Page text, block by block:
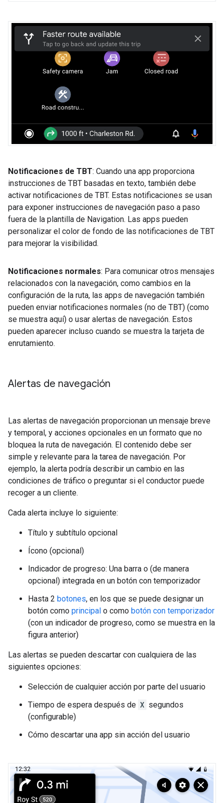
Notificaciones de TBT: Cuando una app proporciona
instrucciones de TBT basadas en texto, también debe
activar notificaciones de TBT. Estas notificaciones se usan
para exponer instrucciones de navegación paso a paso
fuera de la plantilla de Navigation. Las apps pueden
personalizar el color de fondo de las notificaciones de TBT
para mejorar la visibilidad.
Notificaciones normales: Para comunicar otros mensajes
relacionados con la navegación, como cambios en la
configuración de la ruta, las apps de navegación también
pueden enviar notificaciones normales (no de TBT) (como
se muestra aquí) o usar alertas de navegación. Estos
pueden aparecer incluso cuando se muestra la tarjeta de
enrutamiento.
Alertas de navegación
Las alertas de navegación proporcionan un mensaje breve
y temporal, y acciones opcionales en un formato que no
bloquea la ruta de navegación. El contenido debe ser
simple y relevante para la tarea de navegación. Por
ejemplo, la alerta podría describir un cambio en las
condiciones de tráfico o preguntar si el conductor puede
recoger a un cliente.
Cada alerta incluye lo siguiente:
Título y subtítulo opcional
Ícono (opcional)
Indicador de progreso: Una barra o (de manera
opcional) integrada en un botón con temporizador
Hasta 2 botones, en los que se puede designar un
botón como principal o como botón con temporizador
(con un indicador de progreso, como se muestra en la
figura anterior)
Las alertas se pueden descartar con cualquiera de las
siguientes opciones:
Selección de cualquier acción por parte del usuario
Tiempo de espera después de X segundos
(configurable)
Cómo descartar una app sin acción del usuario